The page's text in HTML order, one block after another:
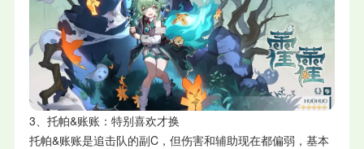
3、托帕&账账：特别喜欢才换
托帕&账账是追击队的副C，但伤害和辅助现在都偏弱，基本